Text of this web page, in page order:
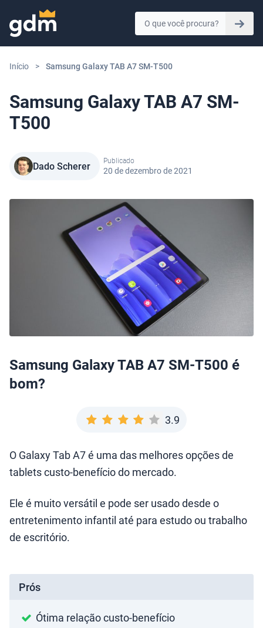
Skip to content
Início > Samsung Galaxy TAB A7 SM-T500
Samsung Galaxy TAB A7 SM-
T500
Dado Scherer Publicado
20 de dezembro de 2021
Samsung Galaxy TAB A7 SM-T500 é
bom?
3.9
O Galaxy Tab A7 é uma das melhores opções de
tablets custo-benefício do mercado.
Ele é muito versátil e pode ser usado desde o
entretenimento infantil até para estudo ou trabalho
de escritório.
Prós
Ótima relação custo-benefício